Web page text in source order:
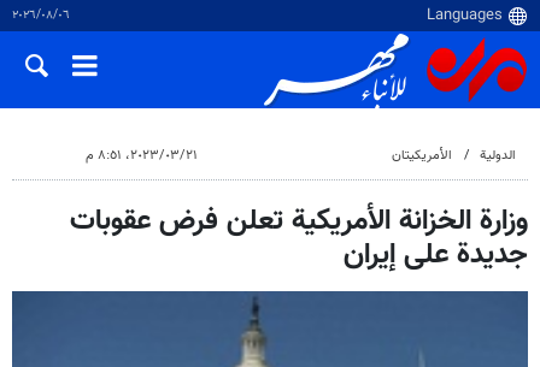
٠٦‏/٠٨‏/٢٠٢٦
الدولية الأمريكيتان ٢١‏/٠٣‏/٢٠٢٣، ٨:٥١ م
وزارة الخزانة الأمريكية تعلن فرض عقوبات
جديدة على إيران